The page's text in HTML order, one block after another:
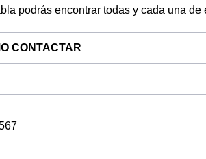
podrás encontrar todas y cada una de
CONTACTAR